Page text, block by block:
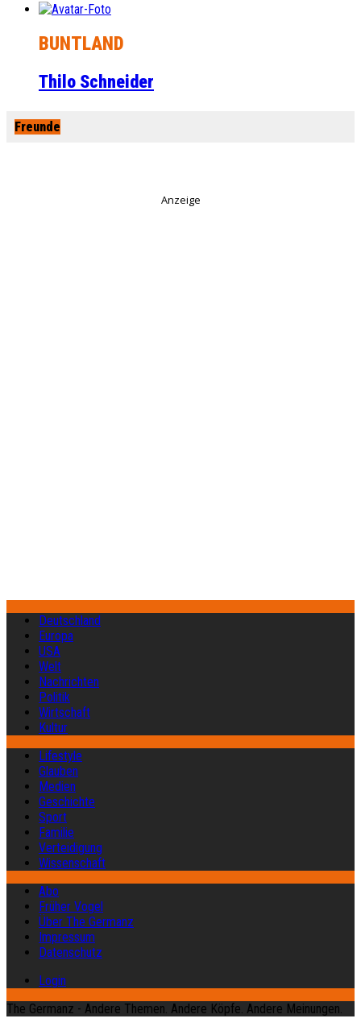
BUNTLAND
Thilo Schneider
Freunde
Anzeige
Deutschland
Europa
USA
Welt
Nachrichten
Politik
Wirtschaft
Kultur
Lifestyle
Glauben
Medien
Geschichte
Sport
Familie
Verteidigung
Wissenschaft
Abo
Früher Vogel
Über The Germanz
Impressum
Datenschutz
Login
The Germanz - Andere Themen. Andere Köpfe. Andere Meinungen.